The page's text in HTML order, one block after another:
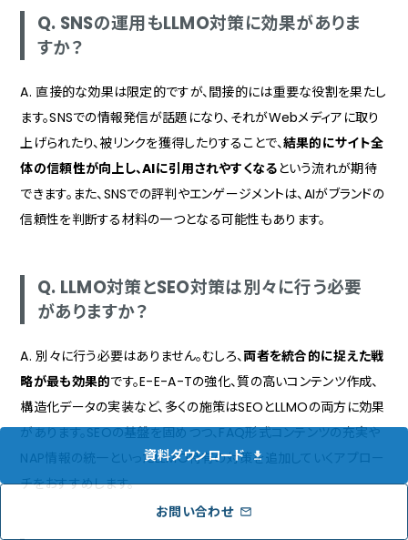
Q. SNSの運用もLLMO対策に効果がありま
すか？
A. 直接的な効果は限定的ですが、間接的には重要な役割を果たし
ます。SNSでの情報発信が話題になり、それがWebメディアに取り
上げられたり、被リンクを獲得したりすることで、結果的にサイト全
体の信頼性が向上し、AIに引用されやすくなるという流れが期待
できます。また、SNSでの評判やエンゲージメントは、AIがブランドの
信頼性を判断する材料の一つとなる可能性もあります。
Q. LLMO対策とSEO対策は別々に行う必要
がありますか？
A. 別々に行う必要はありません。むしろ、両者を統合的に捉えた戦
略が最も効果的です。E-E-A-Tの強化、質の高いコンテンツ作成、
構造化データの実装など、多くの施策はSEOとLLMOの両方に効果
があります。SEOの基盤を固めつつ、FAQ形式コンテンツの充実や
NAP情報の統一といったLLMO特有の対策を追加していくアプロー
チをおすすめします。
資料ダウンロード
お問い合わせ